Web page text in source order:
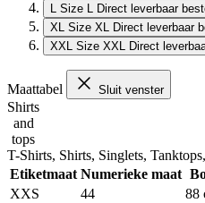
L Size L Direct leverbaar
XL Size XL Direct leverbaar
XXL Size XXL Direct
Maattabel Sluit venster
Shirts
and
tops
T-Shirts, Shirts, Singlets,
Etiketmaat Numerieke maat
XXS
44 88